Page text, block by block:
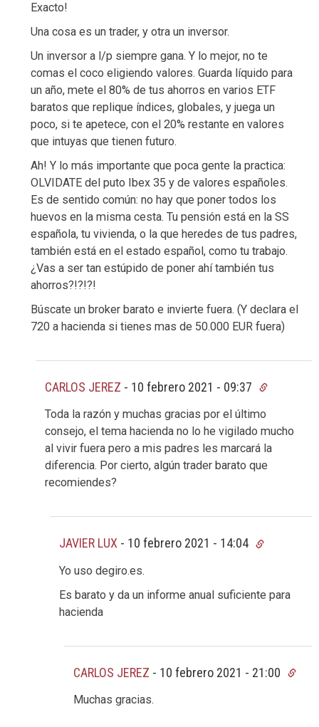
Exacto!
Una cosa es un trader, y otra un inversor.
Un inversor a l/p siempre gana. Y lo mejor, no te
comas el coco eligiendo valores. Guarda líquido para
un año, mete el 80% de tus ahorros en varios ETF
baratos que replique índices, globales, y juega un
poco, si te apetece, con el 20% restante en valores
que intuyas que tienen futuro.
Ah! Y lo más importante que poca gente la practica:
OLVIDATE del puto Ibex 35 y de valores españoles.
Es de sentido común: no hay que poner todos los
huevos en la misma cesta. Tu pensión está en la SS
española, tu vivienda, o la que heredes de tus padres,
también está en el estado español, como tu trabajo.
¿Vas a ser tan estúpido de poner ahí también tus
ahorros?!?!?!
Búscate un broker barato e invierte fuera. (Y declara el
720 a hacienda si tienes mas de 50.000 EUR fuera)
CARLOS JEREZ - 10 febrero 2021 - 09:37
Toda la razón y muchas gracias por el último
consejo, el tema hacienda no lo he vigilado mucho
al vivir fuera pero a mis padres les marcará la
diferencia. Por cierto, algún trader barato que
recomiendes?
JAVIER LUX - 10 febrero 2021 - 14:04
Yo uso degiro.es.
Es barato y da un informe anual suficiente para
hacienda
CARLOS JEREZ - 10 febrero 2021 - 21:00
Muchas gracias.